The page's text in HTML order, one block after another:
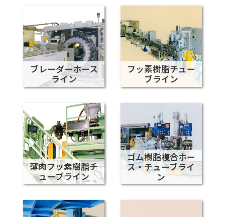
ブレーダーホース
ライン
フッ素樹脂チュー
ブライン
薄肉フッ素樹脂チ
ューブライン
ゴム樹脂複合ホー
ス・チューブライ
ン